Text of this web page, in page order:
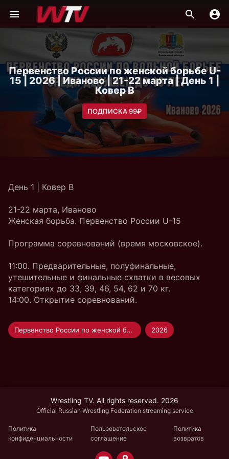
Первенство России по женской борьбе U-
15 | 2026 | Иваново | 21-22 марта | День 1 |
Ковер B
ПОДПИСКА 99₽
День 1 | Ковер B
21-22 марта, Иваново
Женская борьба. Первенство России U-15
Программа соревнований (время московское).
11:00. Предварительные, полуфинальные,
утешительные и финальные схватки в весовых
категориях до 33, 39, 46, 54, 62 и 70 кг.
14:00. Открытие соревнований.
Первенство России по женской борьбе U-15 2026
Wrestling TV. All rights reserved. 2026
Official Russian Wrestling Federation streaming service
Политика
конфиденциальности
Пользовательское
соглашение
Политика
возвратов